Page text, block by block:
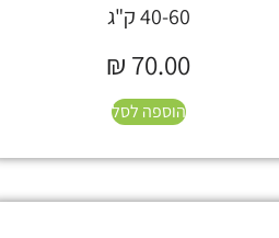
40-60 ק"ג
₪ 70.00
הוספה לסל